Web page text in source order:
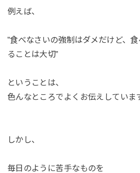
例えば、
”食べなさいの強制はダメだけど、
ることは大切”
ということは、
色んなところでよくお伝えしていま
しかし、
毎日のように苦手なものを